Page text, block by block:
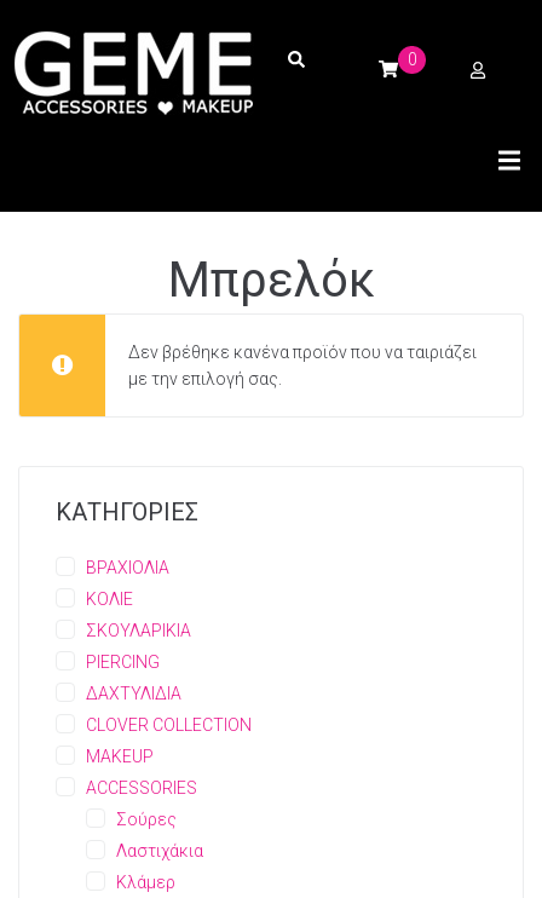
0
Μπρελόκ
Δεν βρέθηκε κανένα προϊόν που να ταιριάζει
με την επιλογή σας.
ΚΑΤΗΓΟΡΙΕΣ
ΒΡΑΧΙΟΛΙΑ
ΚΟΛΙΕ
ΣΚΟΥΛΑΡΙΚΙΑ
PIERCING
ΔΑΧΤΥΛΙΔΙΑ
CLOVER COLLECTION
MAKEUP
ACCESSORIES
Σούρες
Λαστιχάκια
Κλάμερ